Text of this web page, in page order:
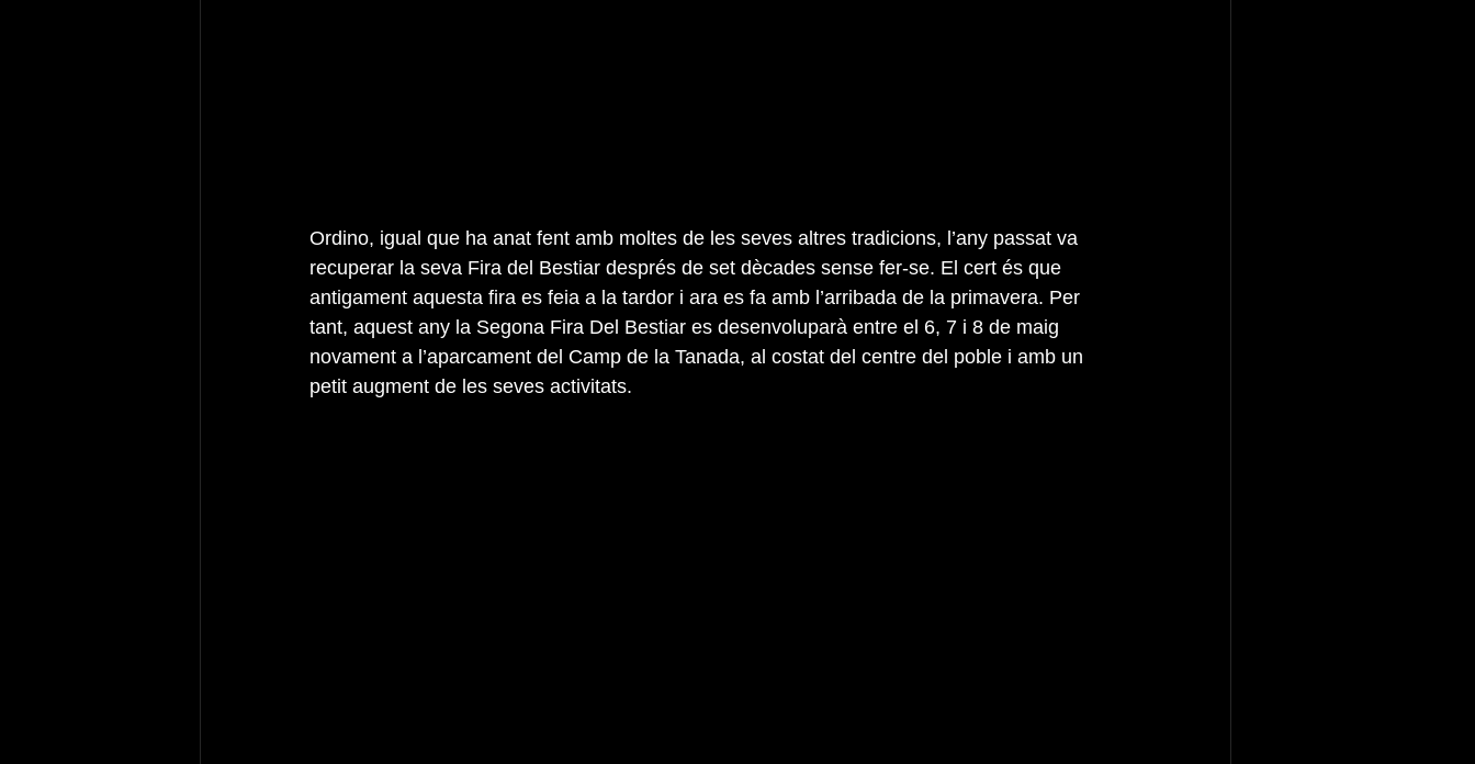
Ordino, igual que ha anat fent amb moltes de les seves altres tradicions, l’any passat va
recuperar la seva Fira del Bestiar després de set dècades sense fer-se. El cert és que
antigament aquesta fira es feia a la tardor i ara es fa amb l’arribada de la primavera. Per
tant, aquest any la Segona Fira Del Bestiar es desenvoluparà entre el 6, 7 i 8 de maig
novament a l’aparcament del Camp de la Tanada, al costat del centre del poble i amb un
petit augment de les seves activitats.